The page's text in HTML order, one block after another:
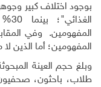
بوجود اختلاف كبير
المفهومين؛ أما الذين
طلاب، باحثون،